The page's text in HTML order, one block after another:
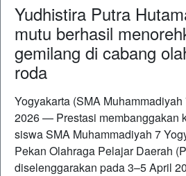
Yudhistira Putra
mutu berhasil
gemilang di cabang
roda
Yogyakarta (SMA
2026 — Prestasi membanggakan
siswa SMA Muhammadiyah 7
Pekan Olahraga Pelajar Daerah
diselenggarakan pada 3–5 April